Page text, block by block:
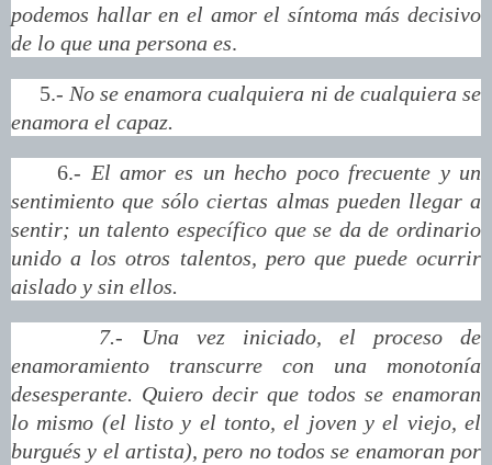
podemos hallar en el amor el síntoma más decisivo
de lo que una persona es.
5.- No se enamora cualquiera ni de cualquiera se
enamora el capaz.
6.- El amor es un hecho poco frecuente y un
sentimiento que sólo ciertas almas pueden llegar a
sentir; un talento específico que se da de ordinario
unido a los otros talentos, pero que puede ocurrir
aislado y sin ellos.
7.- Una vez iniciado, el proceso de
enamoramiento transcurre con una monotonía
desesperante. Quiero decir que todos se enamoran
lo mismo (el listo y el tonto, el joven y el viejo, el
burgués y el artista), pero no todos se enamoran por